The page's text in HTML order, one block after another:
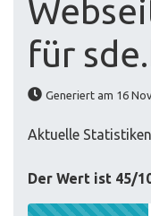
für
Generiert am 16
Aktuelle
Der Wert ist 45/